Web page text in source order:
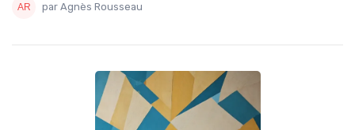
par Agnès Rousseau